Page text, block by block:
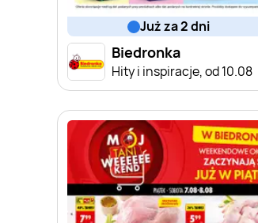
już za 2 dni
Biedronka
Hity i inspiracje, od 10.08